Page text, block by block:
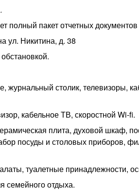
полный пакет отчетных
ул. Никитина, д. 38
столик, телевизоры,
кабельное ТВ, скоростной Wi-fi.
плита, духовой шкаф,
посуды и столовых приборов,
туалетные принадлежности,
семейного отдыха.